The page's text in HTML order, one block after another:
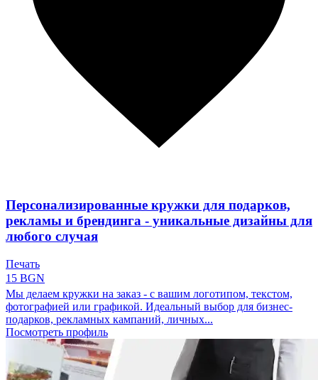
Персонализированные кружки для подарков,
рекламы и брендинга - уникальные дизайны для
любого случая
Печать
15 BGN
Мы делаем кружки на заказ - с вашим логотипом, текстом,
фотографией или графикой. Идеальный выбор для бизнес-
подарков, рекламных кампаний, личных...
Посмотреть профиль